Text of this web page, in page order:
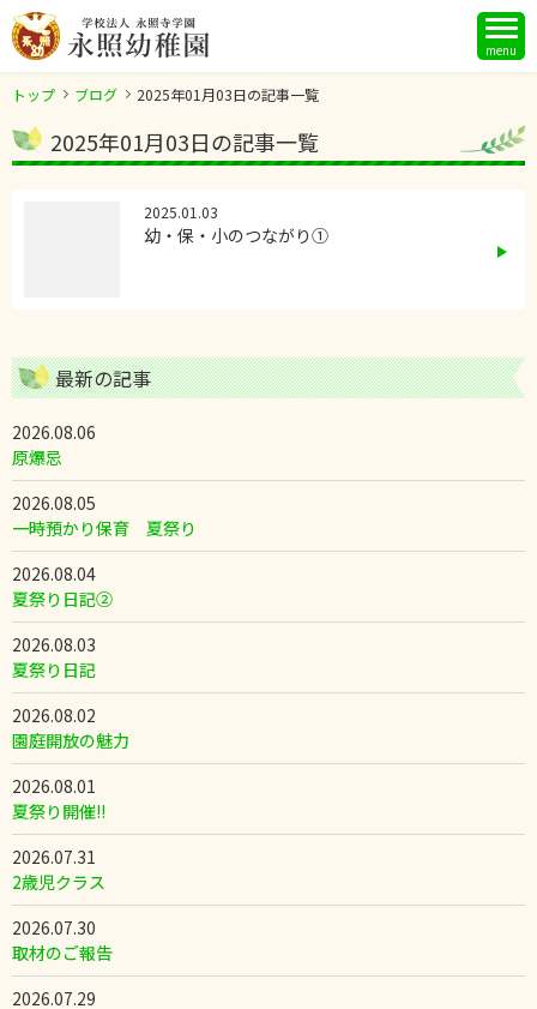
menu
トップ ブログ 2025年01月03日の記事一覧
2025年01月03日の記事一覧
2025.01.03
幼・保・小のつながり①
最新の記事
2026.08.06
原爆忌
2026.08.05
一時預かり保育 夏祭り
2026.08.04
夏祭り日記②
2026.08.03
夏祭り日記
2026.08.02
園庭開放の魅力
2026.08.01
夏祭り開催!!
2026.07.31
2歳児クラス
2026.07.30
取材のご報告
2026.07.29